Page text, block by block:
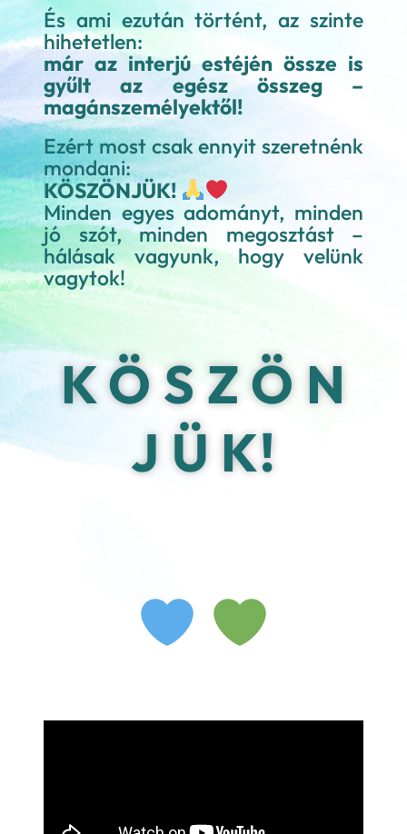
És ami ezután történt, az szinte
hihetetlen:
már az interjú estéjén össze is
gyűlt az egész összeg –
magánszemélyektől!
Ezért most csak ennyit szeretnénk
mondani:
KÖSZÖNJÜK!
Minden egyes adományt, minden
jó szót, minden megosztást –
hálásak vagyunk, hogy velünk
vagytok!
K Ö S Z Ö N
J Ü K!